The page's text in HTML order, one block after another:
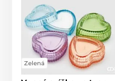
Zelená